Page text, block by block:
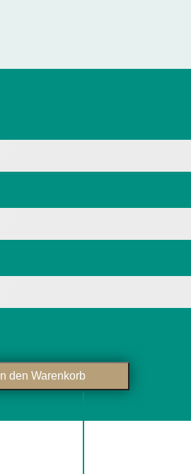
In den Warenkorb